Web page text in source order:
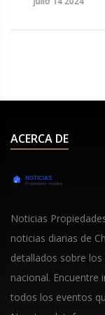
ACERCA DE
Noticias
noticias diarias de
detallados sobre
nacional.
todos los eventos